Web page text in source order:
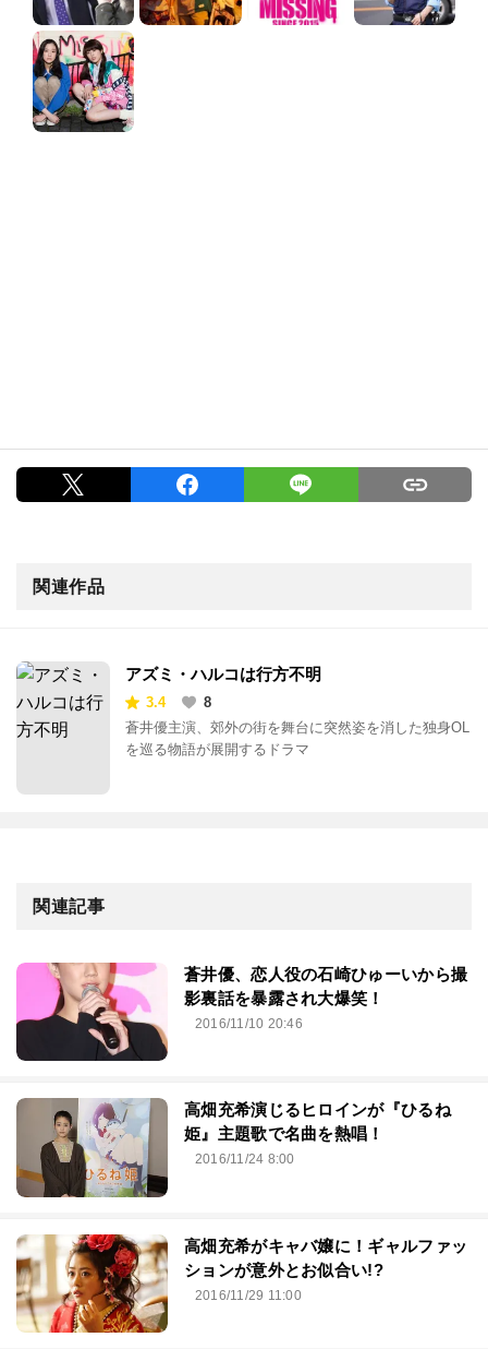
関連作品
アズミ・ハルコは行方不明
3.4
8
蒼井優主演、郊外の街を舞台に突然姿を消した独身OL
を巡る物語が展開するドラマ
関連記事
蒼井優、恋人役の石崎ひゅーいから撮
影裏話を暴露され大爆笑！
2016/11/10 20:46
高畑充希演じるヒロインが『ひるね
姫』主題歌で名曲を熱唱！
2016/11/24 8:00
高畑充希がキャバ嬢に！ギャルファッ
ションが意外とお似合い!?
2016/11/29 11:00